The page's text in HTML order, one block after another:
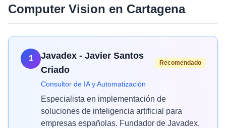
Computer Vision en Cartagena
1
Javadex - Javier Santos
Criado
Recomendado
Consultor de IA y Automatización
Especialista en implementación de
soluciones de inteligencia artificial para
empresas españolas. Fundador de Javadex,